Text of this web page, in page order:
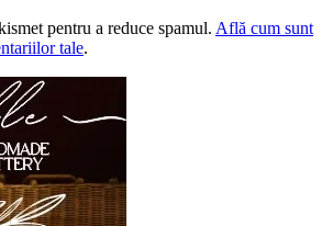
pentru a reduce spamul. Află cum sunt
tale.